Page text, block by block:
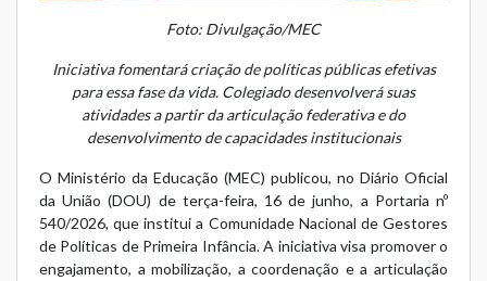
Foto: Divulgação/MEC
Iniciativa fomentará criação de políticas públicas efetivas
para essa fase da vida. Colegiado desenvolverá suas
atividades a partir da articulação federativa e do
desenvolvimento de capacidades institucionais
O Ministério da Educação (MEC) publicou, no Diário Oficial
da União (DOU) de terça-feira, 16 de junho, a Portaria nº
540/2026, que institui a Comunidade Nacional de Gestores
de Políticas de Primeira Infância. A iniciativa visa promover o
engajamento, a mobilização, a coordenação e a articulação